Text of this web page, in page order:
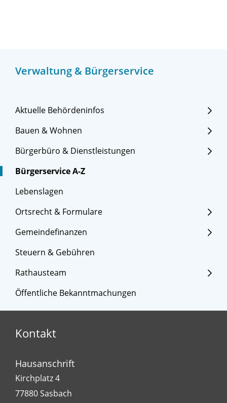
Verwaltung & Bürgerservice
Aktuelle Behördeninfos
Bauen & Wohnen
Bürgerbüro & Dienstleistungen
Bürgerservice A-Z
Lebenslagen
Ortsrecht & Formulare
Gemeindefinanzen
Steuern & Gebühren
Rathausteam
Öffentliche Bekanntmachungen
Kontakt
Hausanschrift
Kirchplatz 4
77880Sasbach